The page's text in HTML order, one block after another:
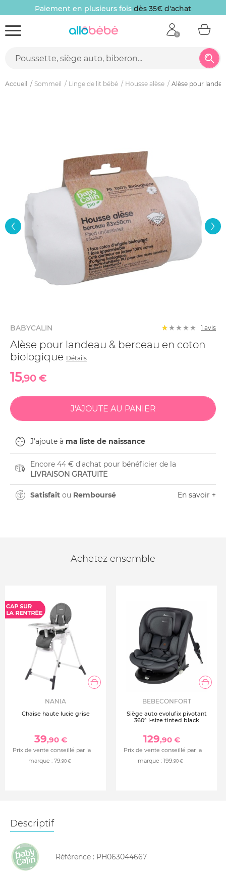
Paiement en plusieurs fois dès 35€ d'achat
Accueil Sommeil Linge de lit bébé Housse alèse Alèse pour
BABYCALIN 1 avis
Alèse pour landeau & berceau en coton
biologique Détails
15,90 €
J'ajoute à ma liste de naissance
Encore 44 € d'achat pour bénéficier de la
LIVRAISON GRATUITE
Satisfait ou Remboursé En savoir +
Achetez ensemble
NANIA
Chaise haute lucie grise
39,90 €
Prix de vente conseillé par la
marque : 79,90 €
BEBECONFORT
Siège auto evolufix pivotant
360° i-size tinted black
129,90 €
Prix de vente conseillé par la
marque : 199,90 €
Descriptif
Référence : PH063044667